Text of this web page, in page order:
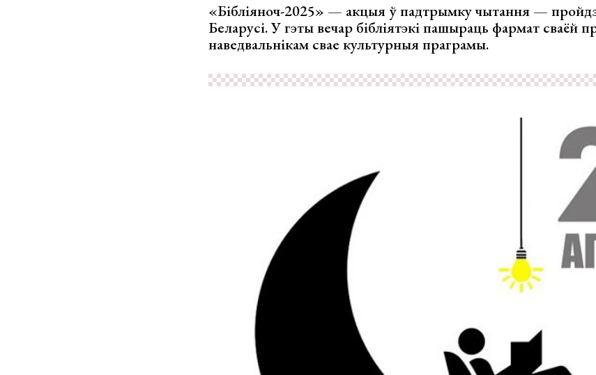
«Бібліяноч-2025» — акцыя ў падтрымку чытання —
Беларусі. У гэты вечар бібліятэкі пашыраць фармат сваёй
наведвальнікам свае культурныя праграмы.